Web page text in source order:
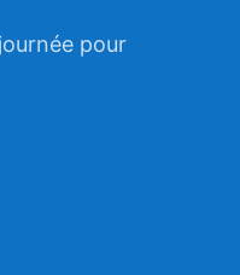
pour